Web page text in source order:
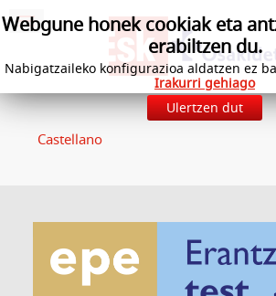
Castellano
Webgune honek cookiak eta
erabiltzen du.
Nabigatzaileko konfigurazioa aldatzen ez
Irakurri gehiago
Ulertzen dut